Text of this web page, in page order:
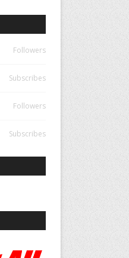
Followers
Subscribes
Followers
Subscribes